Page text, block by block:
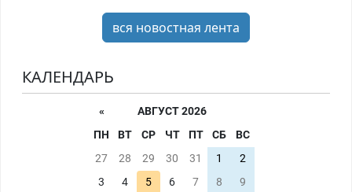
вся новостная лента
КАЛЕНДАРЬ
«
АВГУСТ 2026
ПН
ВТ СР ЧТ ПТ СБ
ВС
27
28 29 30 31 1
2
3
4 5 6 7 8
9